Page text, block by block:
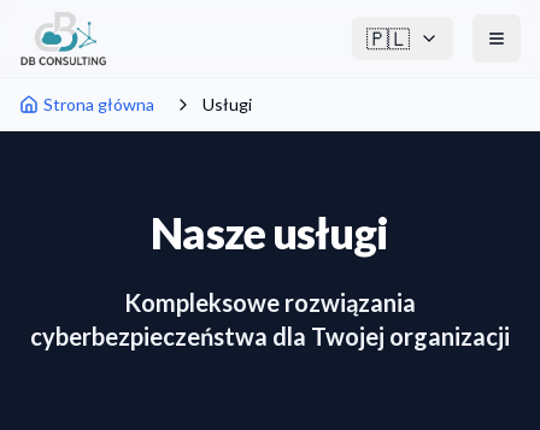
🇵🇱
Strona główna Usługi
Nasze usługi
Kompleksowe rozwiązania
cyberbezpieczeństwa dla Twojej organizacji